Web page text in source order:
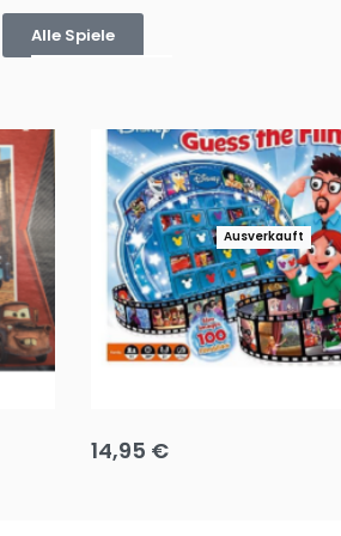
Alle Spiele
Ausverkauft
14,95 €